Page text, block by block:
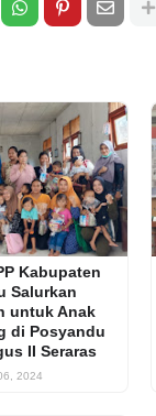
Kabupaten
Salurkan
untuk Anak
di Posyandu
II Seraras
2024